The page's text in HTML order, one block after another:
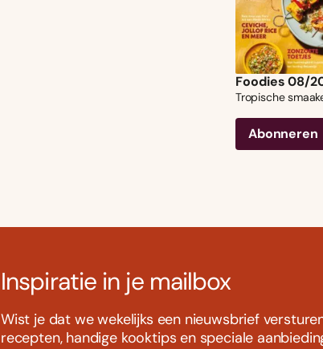
Foodies 08/
Tropische
Abonneren
Inspiratie in je mailbox
Wist je dat we wekelijks een nieuwsbrief
recepten, handige kooktips en speciale